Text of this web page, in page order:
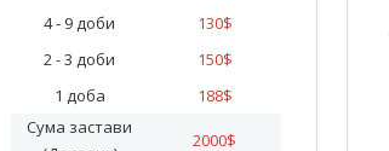
4 - 9 доби
130$
2 - 3 доби
150$
1 доба
188$
Сума застави
2000$